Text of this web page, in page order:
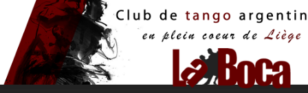
contenu
principal